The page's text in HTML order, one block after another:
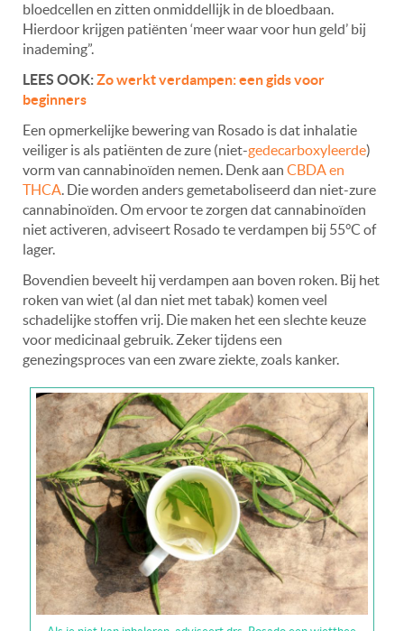
bloedcellen en zitten onmiddellijk in de bloedbaan.
Hierdoor krijgen patiënten ‘meer waar voor hun geld’ bij
inademing”.
LEES OOK:Zo werkt verdampen: een gids voor
beginners
Een opmerkelijke bewering van Rosado is dat inhalatie
veiliger is als patiënten de zure (niet-gedecarboxyleerde)
vorm van cannabinoïden nemen. Denk aan CBDA en
THCA. Die worden anders gemetaboliseerd dan niet-zure
cannabinoïden. Om ervoor te zorgen dat cannabinoïden
niet activeren, adviseert Rosado te verdampen bij 55°C of
lager.
Bovendien beveelt hij verdampen aan boven roken. Bij het
roken van wiet (al dan niet met tabak) komen veel
schadelijke stoffen vrij. Die maken het een slechte keuze
voor medicinaal gebruik. Zeker tijdens een
genezingsproces van een zware ziekte, zoals kanker.